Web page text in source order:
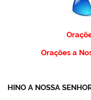
Orações a
HINO A NOSSA